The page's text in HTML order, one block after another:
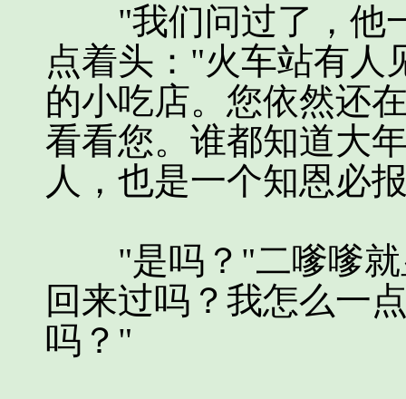
"我们问过了，他
点着头："火车站有人
的小吃店。您依然还
看看您。谁都知道大
人，也是一个知恩必
"是吗？"二嗲嗲就
回来过吗？我怎么一
吗？"